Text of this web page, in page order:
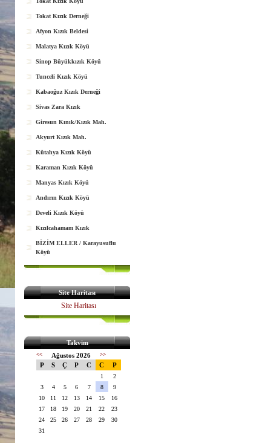
Tokat Kızık Derneği
Afyon Kızık Beldesi
Malatya Kızık Köyü
Sinop Büyükkızık Köyü
Tunceli Kızık Köyü
Kabaoğuz Kızık Derneği
Sivas Zara Kızık
Giresun Kınık/Kızık Mah.
Akyurt Kızık Mah.
Kütahya Kızık Köyü
Karaman Kızık Köyü
Manyas Kızık Köyü
Andırın Kızık Köyü
Develi Kızık Köyü
Kızılcahamam Kızık
BİZİM ELLER / Karayusuflu
Köyü
Site Haritası
Site Haritası
Takvim
<< Ağustos 2026 >>
P S Ç P C C P
1
2
3
4 5 6 7 8
9
10
11 12 13 14 15
16
17
18 19 20 21 22
23
24
25 26 27 28 29
30
31